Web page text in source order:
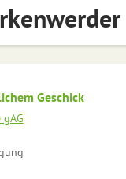
Geschick